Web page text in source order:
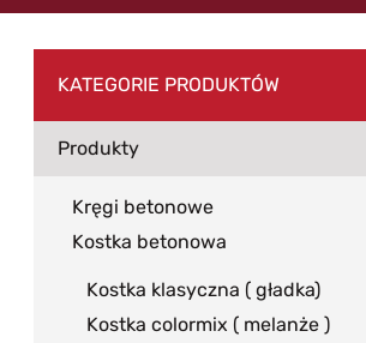
KATEGORIE PRODUKTÓW
Produkty
Kręgi betonowe
Kostka betonowa
Kostka klasyczna ( gładka)
Kostka colormix ( melanże )